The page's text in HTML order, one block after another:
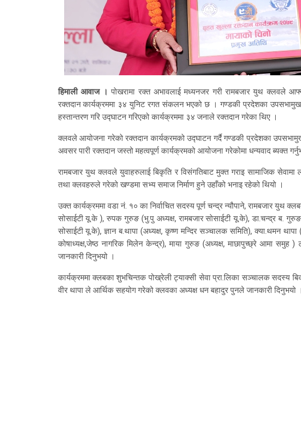
हिमाली आवाज । पोखरामा रक्त अभावलाई मध्यनजर गरी रामबजार युथ क्लवले
रक्तदान कार्यक्रममा ३४ युनिट रगत संकलन भएको छ । गण्डकी प्रदेशका उपसभामुख
हस्तान्तरण गरि उद्घाटन गरिएको कार्यक्रममा ३४ जनाले रक्तदान गरेका थिए ।
क्लवले आयोजना गरेको रक्तदान कार्यक्रमको उद्घाटन गर्दै गण्डकी प्रदेशका
अवसर पारी रक्तदान जस्तो महत्वपूर्ण कार्यक्रमको आयोजना गरेकोमा धन्यवाद ब्यक्त
रामबजार युथ क्लवले युवाहरुलाई बिकृति र विसंगतिबाट मुक्त गराइ सामाजिक
तथा क्लवहरुले गरेको खण्डमा सभ्य समाज निर्माण हुने उहाँको भनाइ रहेको थियो ।
उक्त कार्यक्रममा वडा नं. १० का निर्वाचित सदस्य पूर्ण चन्द्र न्यौपाने, रामबजार युथ
सोसाईटी यू.के ), रुपक गुरुङ (भु.पु अध्यक्ष, रामबजार सोसाईटी यू.के), डा.चन्द्र ब.
सोसाईटी यू.के), ज्ञान ब.थापा (अध्यक्ष, कृष्ण मन्दिर सञ्चालक समिति), क्या.थमन
कोषाध्यक्ष,जेष्ठ नागरिक मिलेन केन्द्र), माया गुरुङ (अध्यक्ष, माछापुच्छ्रे आमा
जानकारी दिनुभयो ।
कार्यक्रममा क्लबका शुभचिन्तक पोख्रेली ट्याक्सी सेवा प्रा.लिका सञ्चालक सदस्य
वीर थापा ले आर्थिक सहयोग गरेको क्लवका अध्यक्ष धन बहादुर पुनले जानकारी दिनुभयो ।